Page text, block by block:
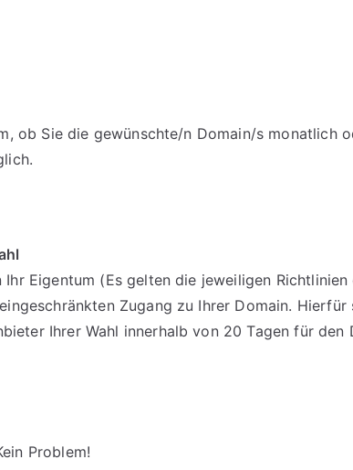
ob Sie die gewünschte/n Domain/s monatlich
Eigentum (Es gelten die jeweiligen
Zugang zu Ihrer Domain.
Ihrer Wahl innerhalb von 20 Tagen für den
Problem!